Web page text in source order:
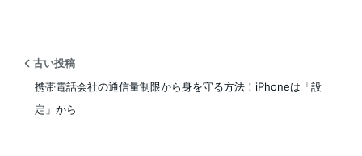
古い投稿
携帯電話会社の通信量制限から身を守る方法！iPhoneは「設
定」から